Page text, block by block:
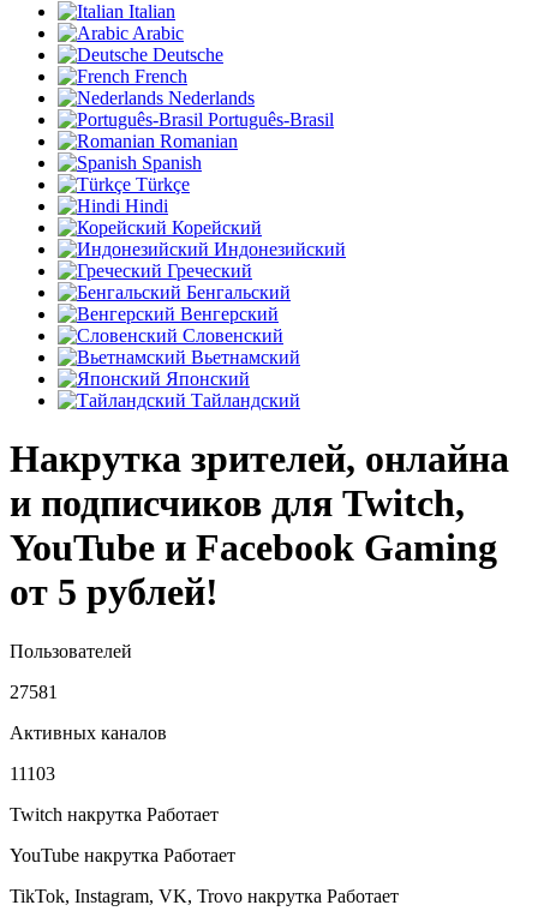
Italian
Arabic
Deutsche
French
Nederlands
Português-Brasil
Romanian
Spanish
Türkçe
Hindi
Корейский
Индонезийский
Греческий
Бенгальский
Венгерский
Словенский
Вьетнамский
Японский
Тайландский
Накрутка зрителей, онлайна
и подписчиков для Twitch,
YouTube и Facebook Gaming
от 5 рублей!
Пользователей
27581
Активных каналов
11103
Twitch накрутка Работает
YouTube накрутка Работает
TikTok, Instagram, VK, Trovo накрутка Работает